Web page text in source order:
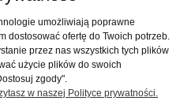
koszyka
Pomoc
umożliwiają poprawne
dostosować ofertę do Twoich potrzeb.
przez nas wszystkich tych plików
użycie plików do swoich
zgody".
w naszej Polityce prywatności.